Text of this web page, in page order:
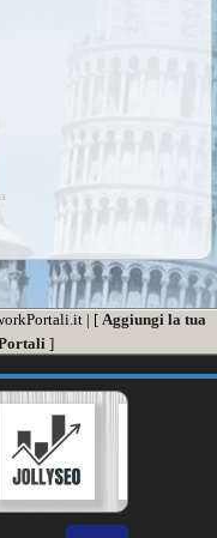
| [ Aggiungi la tua
]